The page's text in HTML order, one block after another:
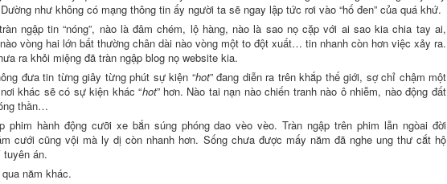
như không có mạng thông tin ấy người ta sẽ ngay lập tức rơi vào “hố đen” của quá khứ.
ngập tin “nóng”, nào là đâm chém, lộ hàng, nào là sao nọ cặp với ai sao kia chia tay ai,
vòng hai lớn bất thường chân dài nào vòng một to đột xuất… tin nhanh còn hơn việc xảy ra.
ra khỏi miệng đã tràn ngập blog nọ website kia.
đưa tin từng giây từng phút sự kiện “hot” đang diễn ra trên khắp thế giới, sợ chỉ chậm một
khác sẽ có sự kiện khác “hot” hơn. Nào tai nạn nào chiến tranh nào ô nhiễm, nào động đất
thần…
phim hành động cưỡi xe bắn súng phóng dao vèo vèo. Tràn ngập trên phim lẫn ngòai đời
cưới cũng vội mà ly dị còn nhanh hơn. Sống chưa được mấy năm đã nghe ung thư cắt hộ
tuyên án.
năm khác.